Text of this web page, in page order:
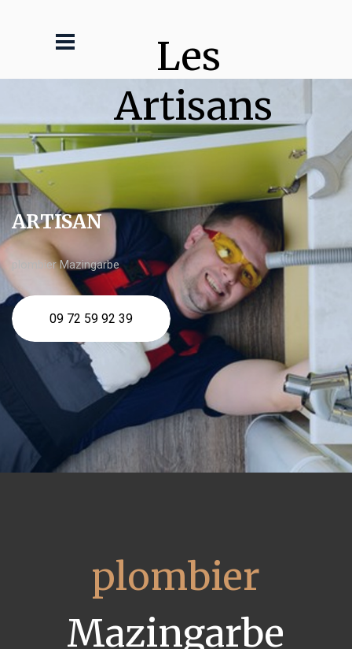
Les
Artisans
ARTISAN
plombier Mazingarbe
09 72 59 92 39
plombier
Mazingarbe